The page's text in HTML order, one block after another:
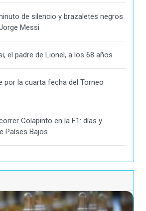
de silencio y brazaletes negros
Messi
el padre de Lionel, a los 68 años
por la cuarta fecha del Torneo
Colapinto en la F1: días y
Países Bajos